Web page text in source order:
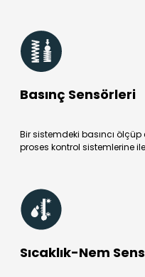
Basınç Sensörleri
Bir sistemdeki basıncı
proses kontrol sistemlerine
Sıcaklık-Nem